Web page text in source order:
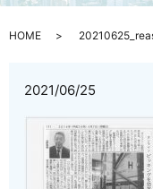
HOME
2021/06/25